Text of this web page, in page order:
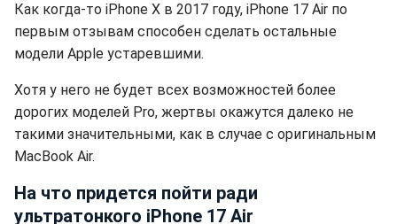
Как когда-то iPhone X в 2017 году, iPhone 17 Air по
первым отзывам способен сделать остальные
модели Apple устаревшими.
Хотя у него не будет всех возможностей более
дорогих моделей Pro, жертвы окажутся далеко не
такими значительными, как в случае с оригинальным
MacBook Air.
На что придется пойти ради
ультратонкого iPhone 17 Air